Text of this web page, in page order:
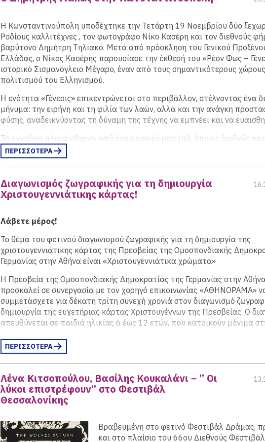
Panagiotidi immer nur ein Aspekt unter zahlreichen. In einer komplex
Ausstellung im EMΣT in Athen 2024 verwandelte sie den
Gesamtinstallation aus Glas-, Wachsund Bronzeskulpturen, die mit
Videoarbeiten in Dialog traten.
https://www.parnass.at/news/7-kuenstlerinnen-die-das-licht-
Η Κωνσταντινούπολη υποδέχτηκε την Τετάρτη 19 Νοεμβρίου δύο
Ροδίους καλλιτέχνες , τον φωτογράφο Νίκο Κασέρη και τον διεθνούς
βαρύτονο Δημήτρη Τηλιακό. Μετά από πρόσκληση του Γενικού
Ελλάδας, ο Νίκος Κασέρης παρουσίασε την έκθεσή του «Ρέον Φως –
ιστορικό Σισμανόγλειο Μέγαρο, έναν από τους σημαντικότερους χώρους
πολιτισμού του Ελληνισμού.
Η ενότητα «Γένεσις» επικεντρώνεται στο περιβάλλον, στέλνοντας ένα
μήνυμα: την ειρήνη και τη φιλία των λαών, αλλά και την ανάγκη
φύσης, αναδεικνύοντας τη δύναμη της τέχνης να εμπνέει και να
Τα εγκαίνια πλαισιώθηκαν από ένα μουσικό ρεσιτάλ, όπου ο διεθνώς
Ρόδιος βαρύτονος Δημήτρης Τηλιακός, ο πιανίστας Δημήτρης Γιάκας και
φωτογράφος δημιούργησαν μια ξεχωριστή καλλιτεχνική εμπειρία. Η
διοργανώθηκε από το Γενικό Προξενείο της Ελλάδας στην
επιβεβαιώνοντας τη σημασία της για τον ελληνικό πολιτισμό και τη
παρουσία.(περισσότερα…)
ΠΕΡΙΣΣΟΤΕΡΑ
Διαγωνισμός ζωγραφικής για τη δημιουργία
Χριστουγεννιάτικης κάρτας!
Λάβετε μέρος!
Το θέμα του φετινού διαγωνισμού ζωγραφικής για τη δημιουργία της
χριστουγεννιάτικης κάρτας της Πρεσβείας της Ομοσπονδιακής
Γερμανίας στην Αθήνα είναι «Χριστουγεννιάτικα χρώματα»
Η Πρεσβεία της Ομοσπονδιακής Δημοκρατίας της Γερμανίας στην
προσκαλεί σε συνεργασία με τον χορηγό επικοινωνίας «ΑΘΗΝΟΡΑΜΑ»
συμμετάσχετε για δέκατη τρίτη συνεχή χρονιά στον διαγωνισμό
δημιουργία της ευχετήριας κάρτας Χριστουγέννων της Πρεσβείας. Ο
απευθύνεται σε παιδιά ηλικίας 6 έως 12 ετών, που κατοικούν μόνιμα
Τα πέντε πρώτα έργα που θα διακριθούν στον διαγωνισμό θα
χριστουγεννιάτικες κάρτες της Πρεσβείας είτε ταχυδρομικά, είτε σε
μορφή, σε πολλούς παραλήπτες για να μεταφέρουν τις πιο όμορφες
χρονιάς.(περισσότερα…)
ΠΕΡΙΣΣΟΤΕΡΑ
Λένα Κιτσοπούλου, Βασίλης Κουκαλάνι – ” Οι
λύκοι επιστρέφουν” στο Φεστιβάλ
Θεσσαλονίκης
Βραβευμένη στο φετινό Φεστιβάλ Δράμας,
και στο πλαίσιο του 66ου Διεθνούς Φεστιβάλ